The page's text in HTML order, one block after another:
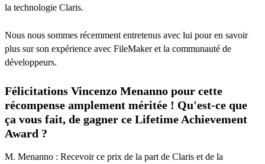
la technologie Claris.
Nous nous sommes récemment entretenus avec lui pour en savoir
plus sur son expérience avec FileMaker et la communauté de
développeurs.
Félicitations Vincenzo Menanno pour cette
récompense amplement méritée ! Qu'est-ce que
ça vous fait, de gagner ce Lifetime Achievement
Award ?
M. Menanno : Recevoir ce prix de la part de Claris et de la